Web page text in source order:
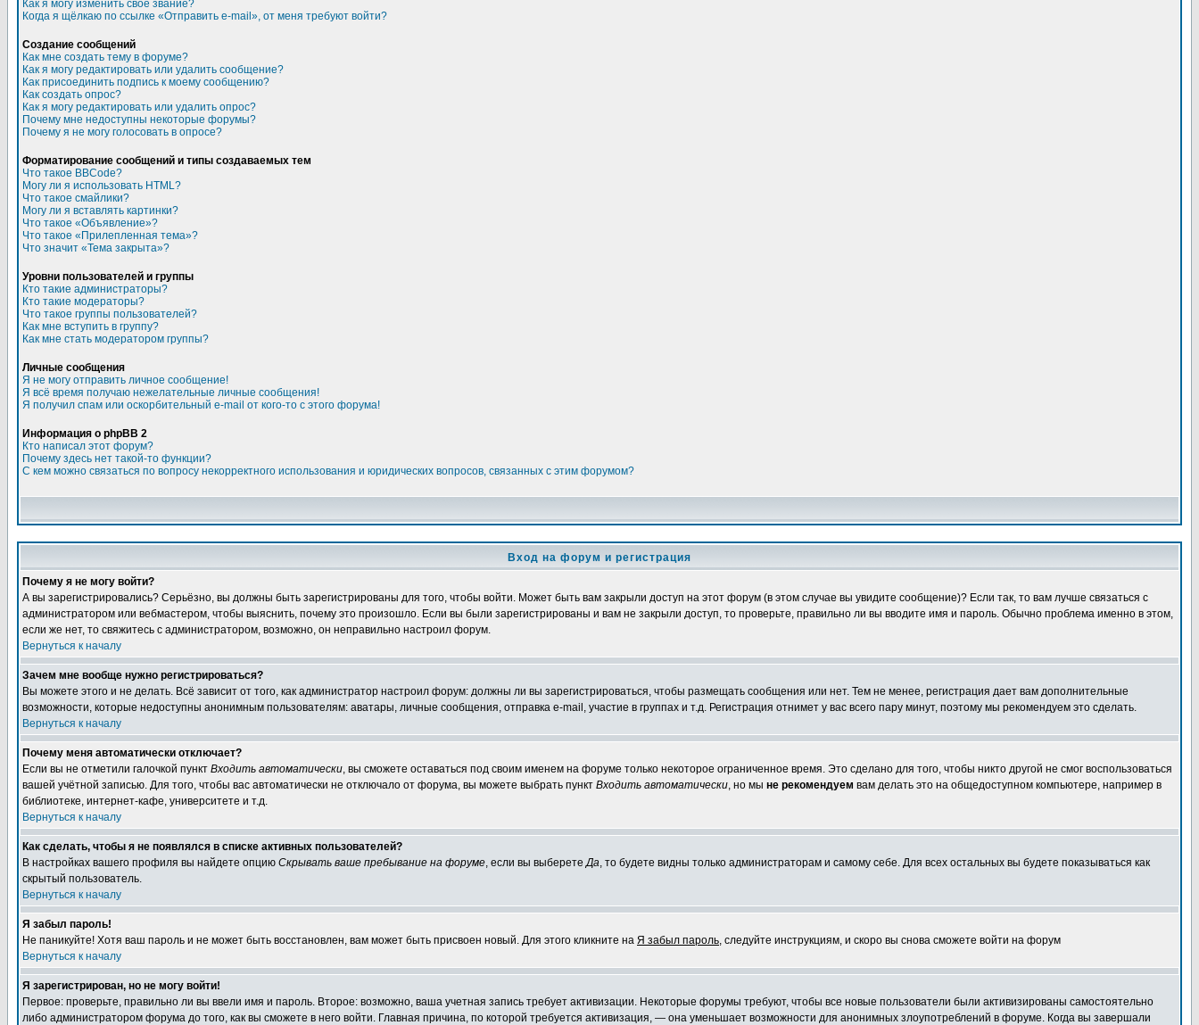
Как я могу изменить свое звание?
Когда я щёлкаю по ссылке «Отправить e-mail», от меня требуют войти?
Создание сообщений
Как мне создать тему в форуме?
Как я могу редактировать или удалить сообщение?
Как присоединить подпись к моему сообщению?
Как создать опрос?
Как я могу редактировать или удалить опрос?
Почему мне недоступны некоторые форумы?
Почему я не могу голосовать в опросе?
Форматирование сообщений и типы создаваемых тем
Что такое BBCode?
Могу ли я использовать HTML?
Что такое смайлики?
Могу ли я вставлять картинки?
Что такое «Объявление»?
Что такое «Прилепленная тема»?
Что значит «Тема закрыта»?
Уровни пользователей и группы
Кто такие администраторы?
Кто такие модераторы?
Что такое группы пользователей?
Как мне вступить в группу?
Как мне стать модератором группы?
Личные сообщения
Я не могу отправить личное сообщение!
Я всё время получаю нежелательные личные сообщения!
Я получил спам или оскорбительный e-mail от кого-то с этого форума!
Информация о phpBB 2
Кто написал этот форум?
Почему здесь нет такой-то функции?
С кем можно связаться по вопросу некорректного использования и юридических вопросов, связанных с этим форумом?
Вход на форум и регистрация
Почему я не могу войти?
А вы зарегистрировались? Серьёзно, вы должны быть зарегистрированы для того, чтобы войти. Может быть вам закрыли доступ на этот форум (в этом случае вы увидите сообщение)? Если так, то вам лучше связаться с
администратором или вебмастером, чтобы выяснить, почему это произошло. Если вы были зарегистрированы и вам не закрыли доступ, то проверьте, правильно ли вы вводите имя и пароль. Обычно проблема именно в этом,
если же нет, то свяжитесь с администратором, возможно, он неправильно настроил форум.
Вернуться к началу
Зачем мне вообще нужно регистрироваться?
Вы можете этого и не делать. Всё зависит от того, как администратор настроил форум: должны ли вы зарегистрироваться, чтобы размещать сообщения или нет. Тем не менее, регистрация дает вам дополнительные
возможности, которые недоступны анонимным пользователям: аватары, личные сообщения, отправка e-mail, участие в группах и т.д. Регистрация отнимет у вас всего пару минут, поэтому мы рекомендуем это сделать.
Вернуться к началу
Почему меня автоматически отключает?
Если вы не отметили галочкой пункт Входить автоматически, вы сможете оставаться под своим именем на форуме только некоторое ограниченное время. Это сделано для того, чтобы никто другой не смог воспользоваться
вашей учётной записью. Для того, чтобы вас автоматически не отключало от форума, вы можете выбрать пункт Входить автоматически, но мы не рекомендуем вам делать это на общедоступном компьютере, например в
библиотеке, интернет-кафе, университете и т.д.
Вернуться к началу
Как сделать, чтобы я не появлялся в списке активных пользователей?
В настройках вашего профиля вы найдете опцию Скрывать ваше пребывание на форуме, если вы выберетеДа, то будете видны только администраторам и самому себе. Для всех остальных вы будете показываться как
скрытый пользователь.
Вернуться к началу
Я забыл пароль!
Не паникуйте! Хотя ваш пароль и не может быть восстановлен, вам может быть присвоен новый. Для этого кликните на Я забыл пароль, следуйте инструкциям, и скоро вы снова сможете войти на форум
Вернуться к началу
Я зарегистрирован, но не могу войти!
Первое: проверьте, правильно ли вы ввели имя и пароль. Второе: возможно, ваша учетная запись требует активизации. Некоторые форумы требуют, чтобы все новые пользователи были активизированы самостоятельно
либо администратором форума до того, как вы сможете в него войти. Главная причина, по которой требуется активизация, — она уменьшает возможности для анонимных злоупотреблений в форуме. Когда вы завершали